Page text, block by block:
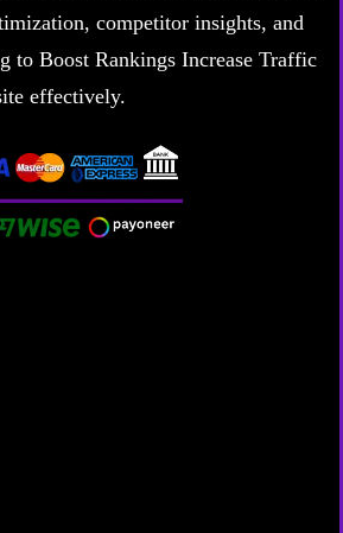
competitor insights, and
to Boost Rankings Increase Traffic
effectively.